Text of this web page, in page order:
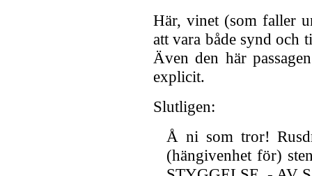
Här, vinet (som faller
att vara både synd och
Även den här
explicit.
Slutligen:
Å ni som tror!
(hängivenhet för)